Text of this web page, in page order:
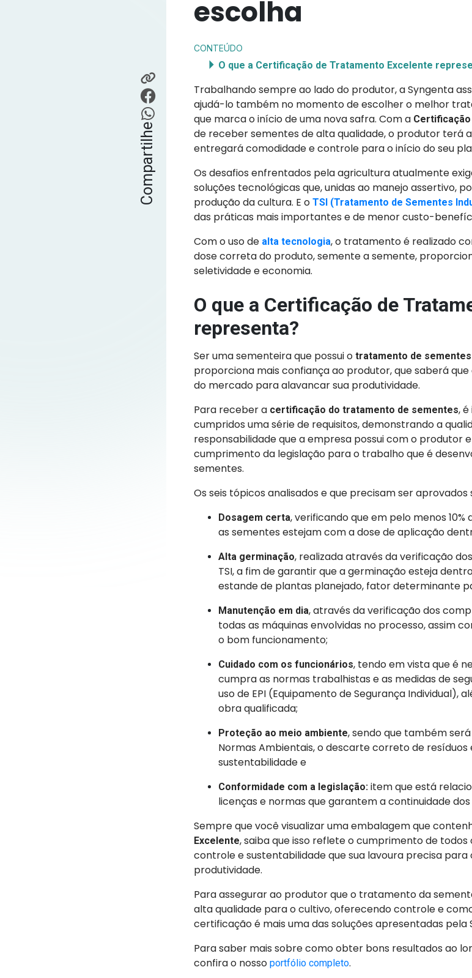
Compartilhe
escolha
CONTEÚDO
O que a Certificação de Tratamento Excelente
Trabalhando sempre ao lado do produtor, a Syngenta
ajudá-lo também no momento de escolher o melhor
que marca o início de uma nova safra. Com a
de receber sementes de alta qualidade, o produtor terá
entregará comodidade e controle para o início do seu
Os desafios enfrentados pela agricultura atualmente
soluções tecnológicas que, unidas ao manejo assertivo,
produção da cultura. E o TSI (Tratamento de Sementes
das práticas mais importantes e de menor custo-
Com o uso de alta tecnologia, o tratamento é realizado
dose correta do produto, semente a semente,
seletividade e economia.
O que a Certificação de
representa?
Ser uma sementeira que possui o tratamento de
proporciona mais confiança ao produtor, que saberá
do mercado para alavancar sua produtividade.
Para receber a certificação do tratamento de sementes,
cumpridos uma série de requisitos, demonstrando a
responsabilidade que a empresa possui com o produtor
cumprimento da legislação para o trabalho que é
sementes.
Os seis tópicos analisados e que precisam ser aprovados
Dosagem certa, verificando que em pelo menos
as sementes estejam com a dose de aplicação
Alta germinação, realizada através da verificação
TSI, a fim de garantir que a germinação esteja
estande de plantas planejado, fator determinante
Manutenção em dia, através da verificação dos
todas as máquinas envolvidas no processo, assim
o bom funcionamento;
Cuidado com os funcionários, tendo em vista que é
cumpra as normas trabalhistas e as medidas de
uso de EPI (Equipamento de Segurança Individual),
obra qualificada;
Proteção ao meio ambiente, sendo que também
Normas Ambientais, o descarte correto de
sustentabilidade e
Conformidade com a legislação:item que está
licenças e normas que garantem a continuidade dos
Sempre que você visualizar uma embalagem que
Excelente, saiba que isso reflete o cumprimento de todos
controle e sustentabilidade que sua lavoura precisa
produtividade.
Para assegurar ao produtor que o tratamento da
alta qualidade para o cultivo, oferecendo controle e
certificação é mais uma das soluções apresentadas pela
Para saber mais sobre como obter bons resultados ao
confira o nosso portfólio completo.